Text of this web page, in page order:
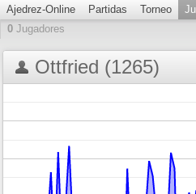
Ajedrez-Online Partidas Torneo
0 Jugadores
Ottfried (1265)